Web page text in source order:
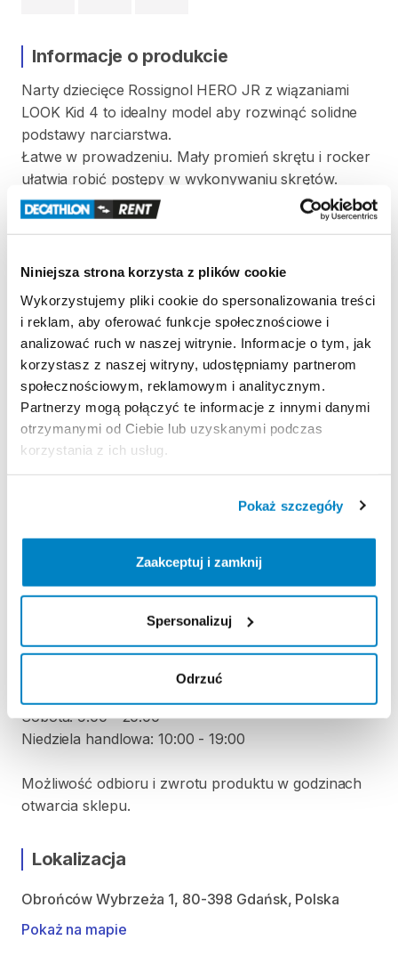
Niniejsza strona korzysta z plików cookie
Wykorzystujemy pliki cookie do spersonalizowania treści
i reklam, aby oferować funkcje społecznościowe i
analizować ruch w naszej witrynie. Informacje o tym, jak
korzystasz z naszej witryny, udostępniamy partnerom
społecznościowym, reklamowym i analitycznym.
Partnerzy mogą połączyć te informacje z innymi danymi
otrzymanymi od Ciebie lub uzyskanymi podczas
korzystania z ich usług.
Pokaż szczegóły
Zaakceptuj i zamknij
Spersonalizuj
Odrzuć
Informacje o produkcie
Narty dziecięce Rossignol HERO JR z wiązaniami
LOOK Kid 4 to idealny model aby rozwinąć solidne
podstawy narciarstwa.
Łatwe w prowadzeniu. Mały promień skrętu i rocker
ułatwia robić postępy w wykonywaniu skrętów.
Średnia sztywność​,​ dostosowana niskiej wagi
młodych narciarzy.
Zasady wypożyczenia
REGULAMIN
Regulamin wypożyczalni
KAUCJA
ODBIÓR I ZWROT SPRZĘTU
Wtorek: 9:00 - 20:00
Środa: 9:00 - 20:00
Sobota: 9:00 - 20:00
Niedziela handlowa: 10:00 - 19:00
Możliwość odbioru i zwrotu produktu w godzinach
otwarcia sklepu.
Lokalizacja
Obrońców Wybrzeża 1, 80-398 Gdańsk, Polska
Pokaż na mapie